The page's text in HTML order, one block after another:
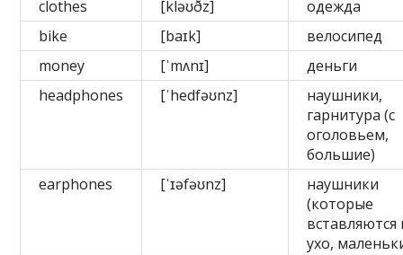
clothes
[kləʊðz]
одежда
bike
[baɪk]
велосипед
money
[ˈmʌnɪ]
деньги
headphones
[ˈhedfəʊnz]
наушники,
гарнитура (с
оголовьем,
большие)
earphones
[ˈɪəfəʊnz]
наушники
(которые
вставляются
ухо,